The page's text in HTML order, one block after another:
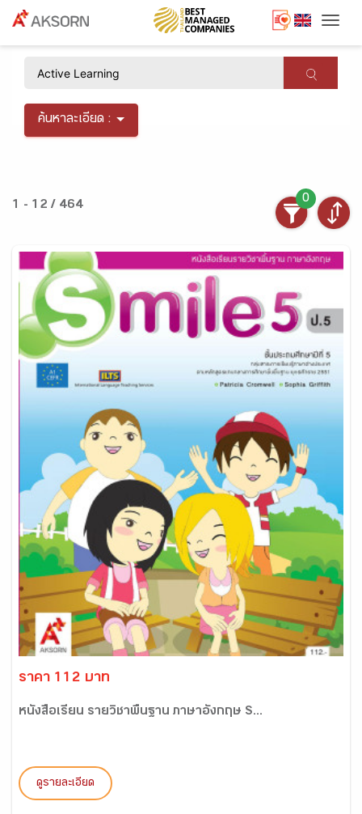
ค้นหาละเอียด :
1 - 12 / 464
0
ราคา 112 บาท
หนังสือเรียน รายวิชาพื้นฐาน ภาษาอังกฤษ S...
ดูรายละเอียด